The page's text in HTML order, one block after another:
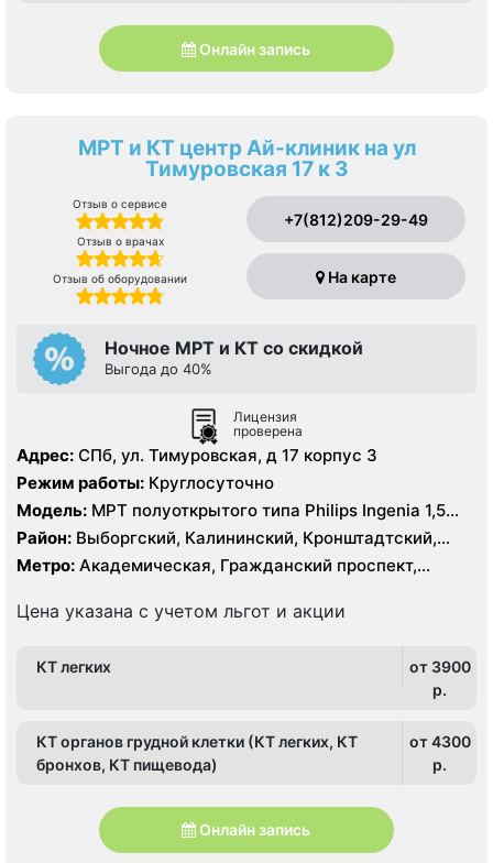
Онлайн запись
МРТ и КТ центр Ай-клиник на ул
Тимуровская 17 к 3
Отзыв о сервисе
Отзыв о врачах
Отзыв об оборудовании
+7(812)209-29-49
На карте
Ночное МРТ и КТ со скидкой
Выгода до 40%
Лицензия
проверена
Адрес: СПб, ул. Тимуровская, д 17 корпус 3
Режим работы: Круглосуточно
Модель: МРТ полуоткрытого типа Philips Ingenia 1,5
Тесла, КТ Philips Ingenia 128 срезов
Район: Выборгский, Калининский, Кронштадтский,
Курортный, Ленинградская область, Приморский
Метро: Академическая, Гражданский проспект,
Политехническая, Проспект Просвещения
Цена указана с учетом льгот и акции
КТ легких
от 3900
p.
КТ органов грудной клетки (КТ легких, КТ
бронхов, КТ пищевода)
от 4300
p.
Онлайн запись